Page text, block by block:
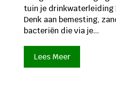
tuin je drinkwaterleiding
Denk aan bemesting,
bacteriën die via je...
Lees Meer